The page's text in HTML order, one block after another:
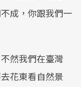
成，你跟我們一
然我們在臺灣
花東看自然景